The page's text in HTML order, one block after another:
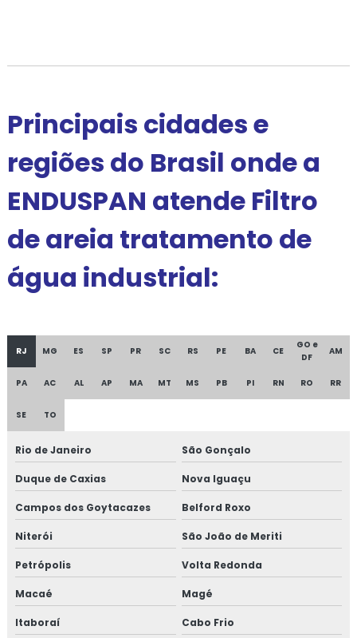
Principais cidades e
regiões do Brasil onde a
ENDUSPAN atende Filtro
de areia tratamento de
água industrial:
RJ MG ES SP PR SC RS PE BA CE
GO e
DF
AM
PA AC AL AP MA MT MS PB PI RN RO RR
SE TO
Rio de Janeiro São Gonçalo
Duque de Caxias Nova Iguaçu
Campos dos Goytacazes Belford Roxo
Niterói São João de Meriti
Petrópolis Volta Redonda
Macaé Magé
Itaboraí Cabo Frio